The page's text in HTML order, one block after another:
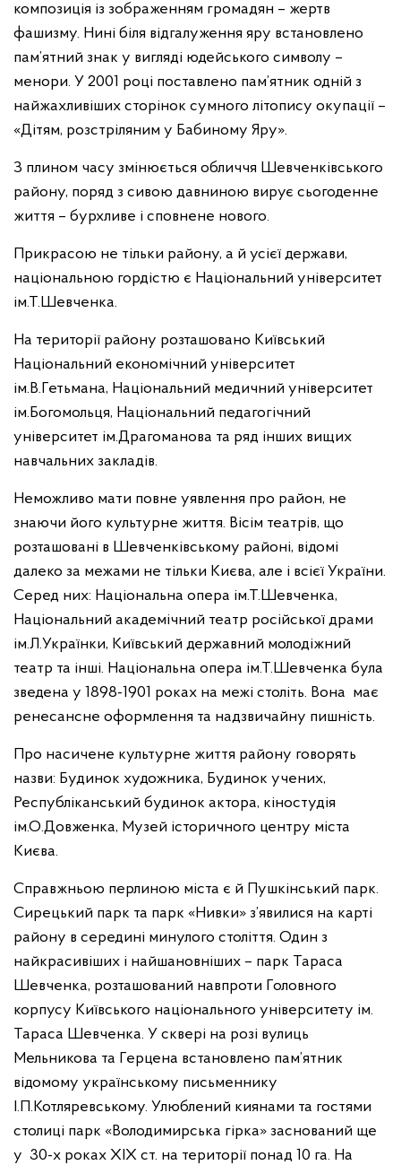
композиція із зображенням громадян – жертв
фашизму. Нині біля відгалуження яру встановлено
пам’ятний знак у вигляді юдейського символу –
менори. У 2001 році поставлено пам’ятник одній з
найжахливіших сторінок сумного літопису окупації –
«Дітям, розстріляним у Бабиному Яру».
З плином часу змінюється обличчя Шевченківського
району, поряд з сивою давниною вирує сьогоденне
життя – бурхливе і сповнене нового.
Прикрасою не тільки району, а й усієї держави,
національною гордістю є Національний університет
ім.Т.Шевченка.
На території району розташовано Київський
Національний економічний університет
ім.В.Гетьмана, Національний медичний університет
ім.Богомольця, Національний педагогічний
університет ім.Драгоманова та ряд інших вищих
навчальних закладів.
Неможливо мати повне уявлення про район, не
знаючи його культурне життя. Вісім театрів, що
розташовані в Шевченківському районі, відомі
далеко за межами не тільки Києва, але і всієї України.
Серед них: Національна опера ім.Т.Шевченка,
Національний академічний театр російської драми
ім.Л.Українки, Київський державний молодіжний
театр та інші. Національна опера ім.Т.Шевченка була
зведена у 1898-1901 роках на межі століть. Вона має
ренесансне оформлення та надзвичайну пишність.
Про насичене культурне життя району говорять
назви: Будинок художника, Будинок учених,
Республіканський будинок актора, кіностудія
ім.О.Довженка, Музей історичного центру міста
Києва.
Справжньою перлиною міста є й Пушкінський парк.
Сирецький парк та парк «Нивки» з’явилися на карті
району в середині минулого століття. Один з
найкрасивіших і найшановніших – парк Тараса
Шевченка, розташований навпроти Головного
корпусу Київського національного університету ім.
Тараса Шевченка. У сквері на розі вулиць
Мельникова та Герцена встановлено пам’ятник
відомому українському письменнику
І.П.Котляревському. Улюблений киянами та гостями
столиці парк «Володимирська гірка» заснований ще
у 30-х роках XIX ст. на території понад 10 га. На